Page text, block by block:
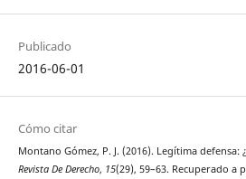
Publicado
2016-06-01
Cómo citar
Montano Gómez, P. J. (2016). Legítima
Revista De Derecho, 15(29), 59–63. Recuperado a